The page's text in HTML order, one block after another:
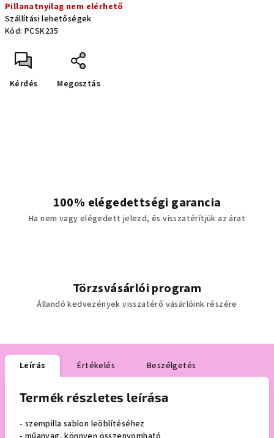
Pillanatnyilag nem elérhető
Szállítási lehetőségek
Kód: PCSK235
Kérdés Megosztás
100% elégedettségi garancia
Ha nem vagy elégedett jelezd, és visszatérítjük az árat
Törzsvásárlói program
Állandó kedvezények visszatérő vásárlóink részére
Leírás Értékelés Beszélgetés
Termék részletes leírása
- szempilla sablon leöblítéséhez